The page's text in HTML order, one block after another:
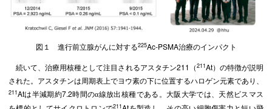
図１ 進行前立腺がんに対する225Ac-PSMA治療のインパクト
続いて、治療用核種として注目されるアスタチン211（211At）の特徴が説明
された。アスタチンは周期表上でヨウ素の下に位置するハロゲン元素であり、
211Atは半減期約7.2時間のα線放出核種である。大阪大学では、天然ビスマス
211